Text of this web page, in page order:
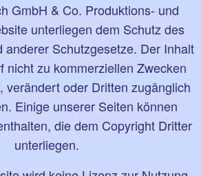
GmbH & Co. Produktions- und
unterliegen dem Schutz des
anderer Schutzgesetze. Der Inhalt
nicht zu kommerziellen Zwecken
verändert oder Dritten zugänglich
Einige unserer Seiten können
die dem Copyright Dritter
unterliegen.